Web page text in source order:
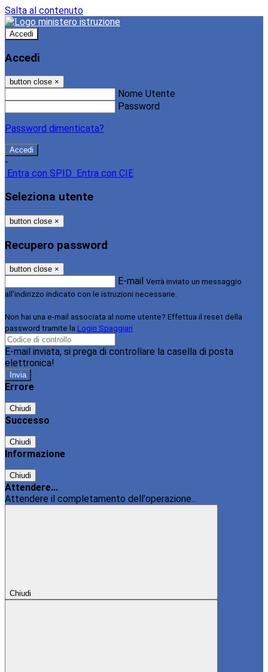
Salta al contenuto
Accedi
Accedi
button close ×
Nome Utente
Password
Password dimenticata?
-
Entra con SPID
Entra con CIE
Seleziona utente
button close ×
Recupero password
button close ×
E-mail Verrà inviato un messaggio
all'indirizzo indicato con le istruzioni necessarie.
Non hai una e-mail associata al nome utente? Effettua il reset della
password tramite la Login Spaggiari
E-mail inviata, si prega di controllare la casella di posta
elettronica!
Errore
Chiudi
Successo
Chiudi
Informazione
Chiudi
Attendere...
Attendere il completamento dell'operazione...
Chiudi